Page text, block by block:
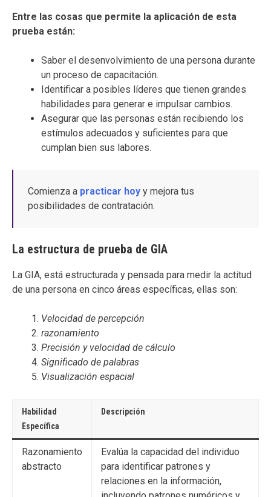
Entre las cosas que permite la aplicación de esta
prueba están:
Saber el desenvolvimiento de una persona durante
un proceso de capacitación.
Identificar a posibles líderes que tienen grandes
habilidades para generar e impulsar cambios.
Asegurar que las personas están recibiendo los
estímulos adecuados y suficientes para que
cumplan bien sus labores.
Comienza a practicar hoy y mejora tus
posibilidades de contratación.
La estructura de prueba de GIA
La GIA, está estructurada y pensada para medir la actitud
de una persona en cinco áreas específicas, ellas son:
Velocidad de percepción
razonamiento
Precisión y velocidad de cálculo
Significado de palabras
Visualización espacial
Habilidad
Específica
Descripción
Razonamiento
abstracto
Evalúa la capacidad del individuo
para identificar patrones y
relaciones en la información,